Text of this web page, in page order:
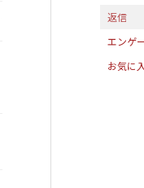
返信
エンゲ
お気に